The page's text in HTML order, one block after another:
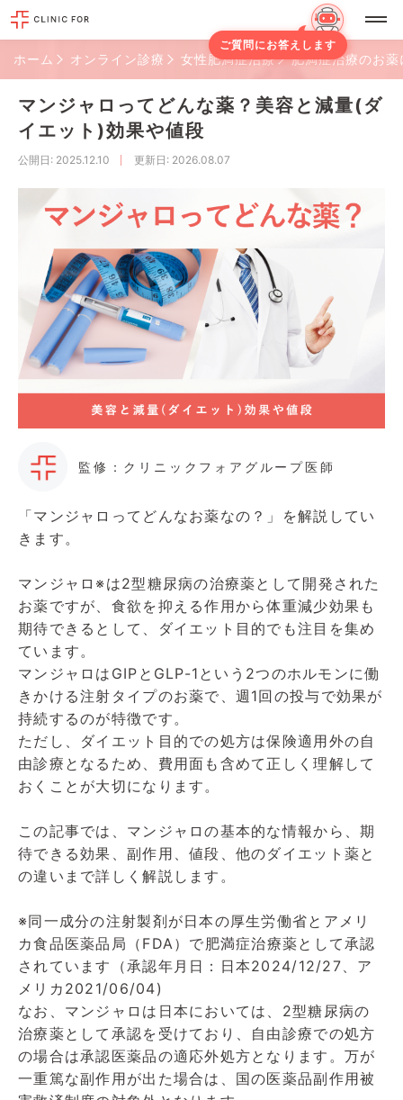
ホーム オンライン診療 女性肥満症治療 肥満症治療のお薬
マンジャロってどんな薬？美容と減量(ダ
イエット)効果や値段
公開日 : 2025.12.10 更新日 : 2026.08.07
監修：クリニックフォアグループ医師
「マンジャロってどんなお薬なの？」を解説してい
きます。
マンジャロ※は2型糖尿病の治療薬として開発された
お薬ですが、食欲を抑える作用から体重減少効果も
期待できるとして、ダイエット目的でも注目を集め
ています。
マンジャロはGIPとGLP-1という2つのホルモンに働
きかける注射タイプのお薬で、週1回の投与で効果が
持続するのが特徴です。
ただし、ダイエット目的での処方は保険適用外の自
由診療となるため、費用面も含めて正しく理解して
おくことが大切になります。
この記事では、マンジャロの基本的な情報から、期
待できる効果、副作用、値段、他のダイエット薬と
の違いまで詳しく解説します。
※同一成分の注射製剤が日本の厚生労働省とアメリ
カ食品医薬品局（FDA）で肥満症治療薬として承認
されています（承認年月日：日本2024/12/27、ア
メリカ2021/06/04)
なお、マンジャロは日本においては、2型糖尿病の
治療薬として承認を受けており、自由診療での処方
の場合は承認医薬品の適応外処方となります。万が
一重篤な副作用が出た場合は、国の医薬品副作用被
ご質問にお答えします